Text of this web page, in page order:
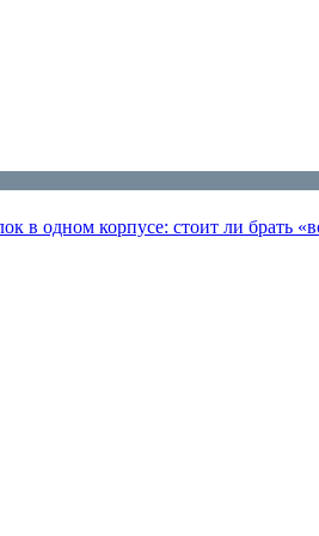
в одном корпусе: стоит ли брать